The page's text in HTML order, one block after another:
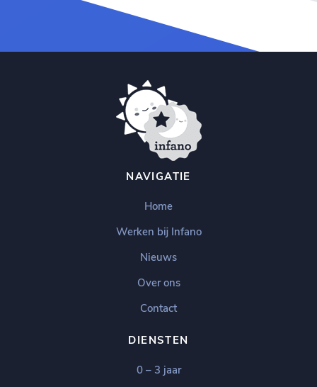
NAVIGATIE
Home
Werken bij Infano
Nieuws
Over ons
Contact
DIENSTEN
0 – 3 jaar